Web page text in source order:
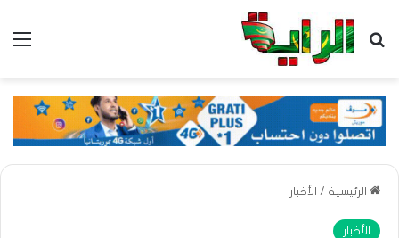
بحث عن
الرئيسية / الأخبار
الأخبار